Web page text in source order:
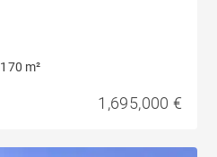
170 m²
1,695,000 €